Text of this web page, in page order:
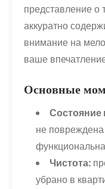
представление о
аккуратно
внимание на
ваше
Основные
Состояние
не
Чистота:
убрано в